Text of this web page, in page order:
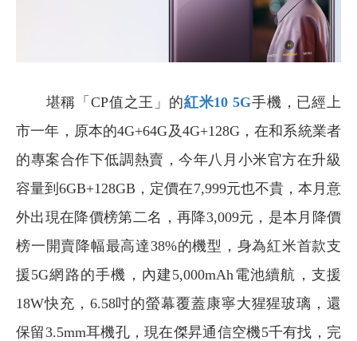
堪稱「CP值之王」的紅米10 5G手機，已經上
市一年，原本的4G+64G及4G+128G，在和系統業者
的專案合作下低調熱賣，今年八月小米官方在升級
容量到6GB+128GB，定價在7,999元也不貴，本月意
外出現在降價榜第二名，再降3,009元，是本月降價
榜一開賣降幅最高達38%的機型，身為紅米首款支
援5G網路的手機，內建5,000mAh電池續航，支援
18W快充，6.58吋的螢幕覆蓋康寧大猩猩玻璃，還
保留3.5mm耳機孔，現在傑昇通信空機5千有找，完